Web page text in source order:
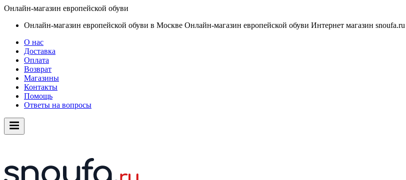
Онлайн-магазин европейской обуви
Онлайн-магазин европейской обуви в Москве Онлайн-магазин европейской обуви Интернет магазин snoufa.ru
О нас
Доставка
Оплата
Возврат
Магазины
Контакты
Помощь
Ответы на вопросы